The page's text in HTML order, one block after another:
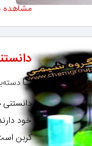
دانستنی
کربن